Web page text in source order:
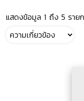
แสดงข้อมูล 1 ถึง 5 ราย